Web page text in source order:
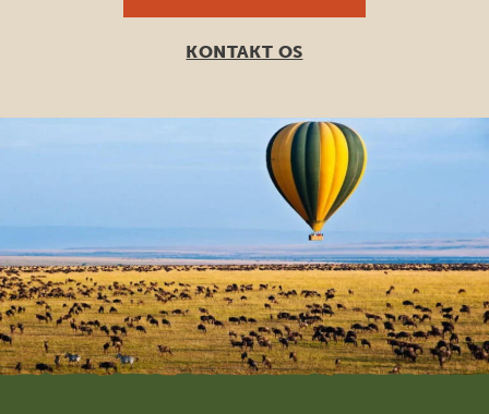
KONTAKT OS
Footer